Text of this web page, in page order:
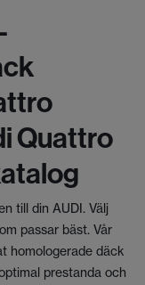
Quattro
till din AUDI. Välj
passar bäst. Vår
homologerade däck
prestanda och